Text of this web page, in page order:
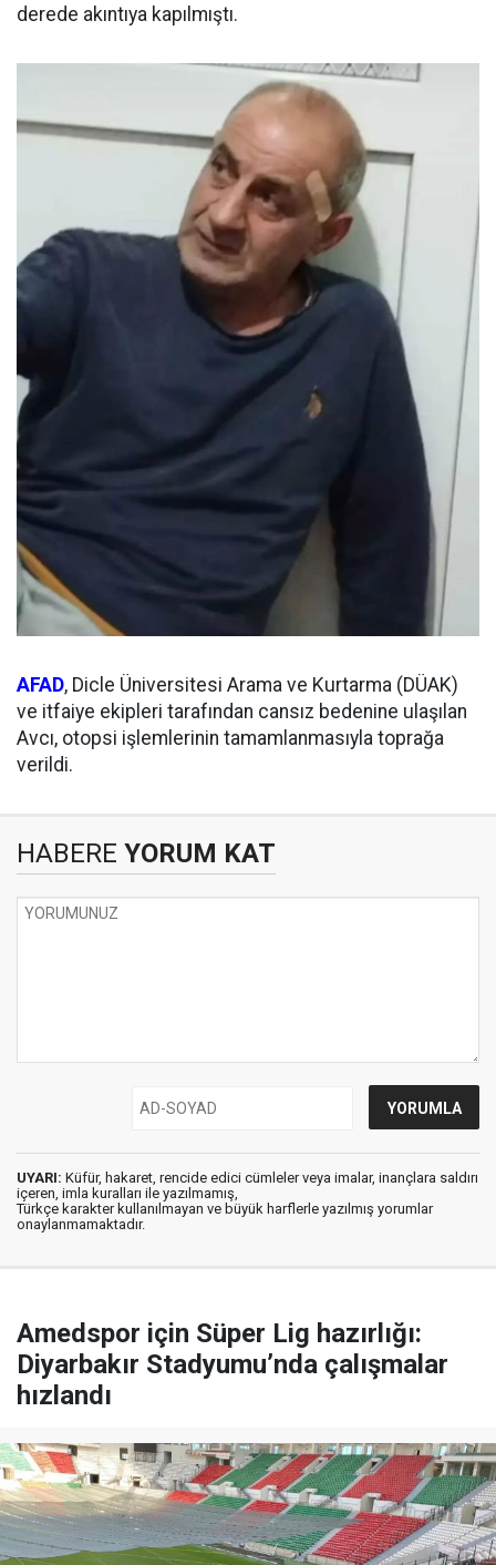
derede akıntıya kapılmıştı.
AFAD, Dicle Üniversitesi Arama ve Kurtarma (DÜAK)
ve itfaiye ekipleri tarafından cansız bedenine ulaşılan
Avcı, otopsi işlemlerinin tamamlanmasıyla toprağa
verildi.
HABERE YORUM KAT
UYARI: Küfür, hakaret, rencide edici cümleler veya imalar, inançlara saldırı
içeren, imla kuralları ile yazılmamış,
Türkçe karakter kullanılmayan ve büyük harflerle yazılmış yorumlar
onaylanmamaktadır.
Amedspor için Süper Lig hazırlığı:
Diyarbakır Stadyumu’nda çalışmalar
hızlandı